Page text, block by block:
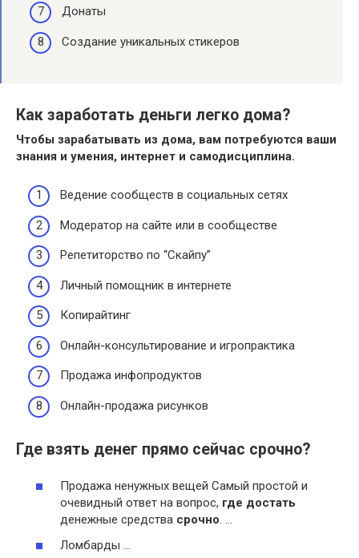
Донаты
Создание уникальных стикеров
Как заработать деньги легко дома?
Чтобы зарабатывать из дома, вам потребуются ваши
знания и умения, интернет и самодисциплина.
Ведение сообществ в социальных сетях
Модератор на сайте или в сообществе
Репетиторство по “Скайпу”
Личный помощник в интернете
Копирайтинг
Онлайн-консультирование и игропрактика
Продажа инфопродуктов
Онлайн-продажа рисунков
Где взять денег прямо сейчас срочно?
Продажа ненужных вещей Самый простой и
очевидный ответ на вопрос, где достать
денежные средства срочно. …
Ломбарды …